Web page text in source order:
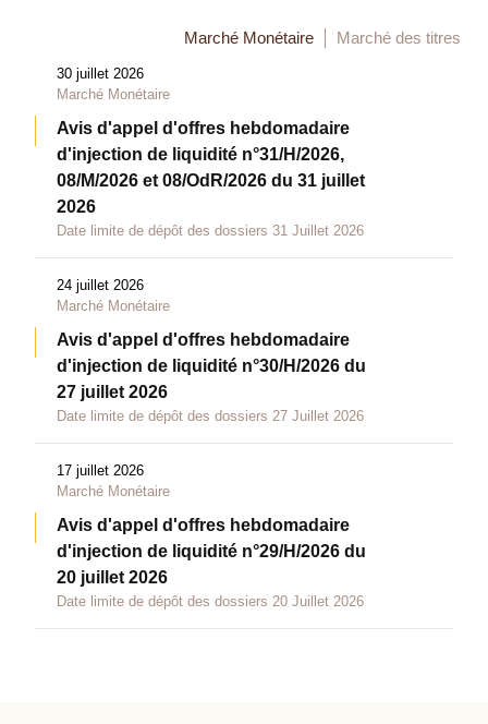
Marché Monétaire Marché des titres
30 juillet 2026
Marché Monétaire
Avis d'appel d'offres hebdomadaire
d'injection de liquidité n°31/H/2026,
08/M/2026 et 08/OdR/2026 du 31 juillet
2026
Date limite de dépôt des dossiers 31 Juillet 2026
24 juillet 2026
Marché Monétaire
Avis d'appel d'offres hebdomadaire
d'injection de liquidité n°30/H/2026 du
27 juillet 2026
Date limite de dépôt des dossiers 27 Juillet 2026
17 juillet 2026
Marché Monétaire
Avis d'appel d'offres hebdomadaire
d'injection de liquidité n°29/H/2026 du
20 juillet 2026
Date limite de dépôt des dossiers 20 Juillet 2026